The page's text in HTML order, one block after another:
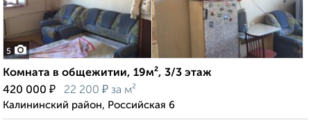
5
Комната в общежитии, 19м², 3/3 этаж
420 000 ₽ 22 200 ₽ за м²
Калининский район, Российская 6